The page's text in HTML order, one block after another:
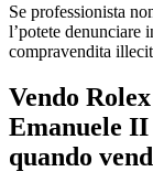
Se professionista
l’potete denunciare
compravendita
Vendo
Emanuele
quando